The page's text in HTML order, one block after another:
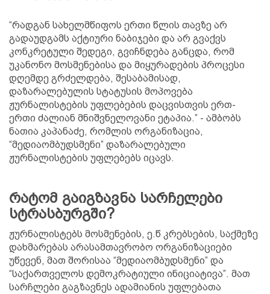
“რადგან სახელმწიფოს ერთი წლის თავზე არ
გადაუდგამს აქტიური ნაბიჯები და არ გვაქვს
კონკრეტული შედეგი, გვიჩნდება განცდა, რომ
უკანონო მოსმენებისა და მიყურადების პროცესი
დღემდე გრძელდება, შესაბამისად,
დაზარალებულის სტატუსის მოპოვება
ჟურნალისტების უფლებების დაცვისთვის ერთ-
ერთი ძალიან მნიშვნელოვანი ეტაპია.” - ამბობს
ნათია კაპანაძე, რომლის ორგანიზაცია,
“მედიაომბუდსმენი” დაზარალებული
ჟურნალისტების უფლებებს იცავს.
რატომ გაიგზავნა სარჩელები
სტრასბურგში?
ჟურნალისტებს მოსმენების, ე.წ კრებსების, საქმეზე
დახმარებას არასამთავრობო ორგანიზაციები
უწევენ, მათ შორისაა “მედიაომბუდსმენი” და
“საქართველოს დემოკრატიული ინიციატივა”. მათ
სარჩლები გაგზავნეს ადამიანის უფლებათა